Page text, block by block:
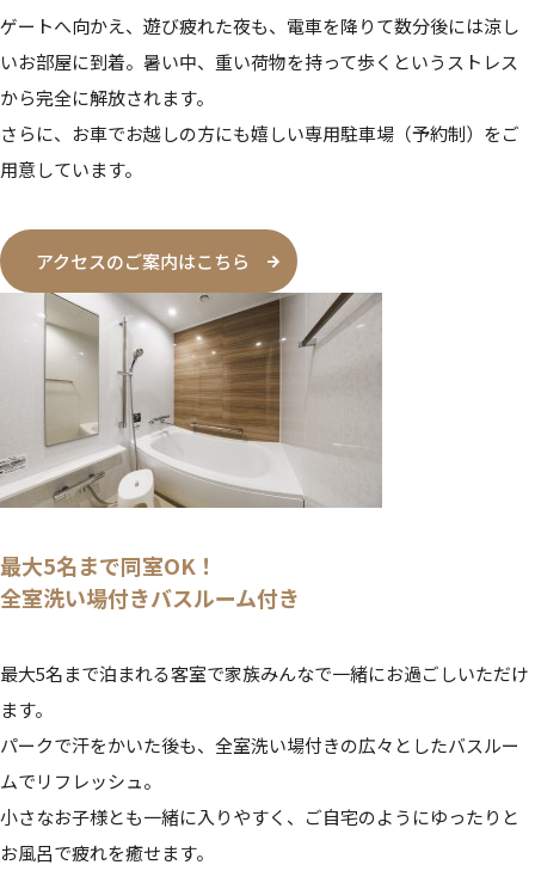
ゲートへ向かえ、遊び疲れた夜も、電車を降りて数分後には涼し
いお部屋に到着。暑い中、重い荷物を持って歩くというストレス
から完全に解放されます。
さらに、お車でお越しの方にも嬉しい専用駐車場（予約制）をご
用意しています。
アクセスのご案内はこちら
最大5名まで同室OK！
全室洗い場付きバスルーム付き
最大5名まで泊まれる客室で家族みんなで一緒にお過ごしいただけ
ます。
パークで汗をかいた後も、全室洗い場付きの広々としたバスルー
ムでリフレッシュ。
小さなお子様とも一緒に入りやすく、ご自宅のようにゆったりと
お風呂で疲れを癒せます。